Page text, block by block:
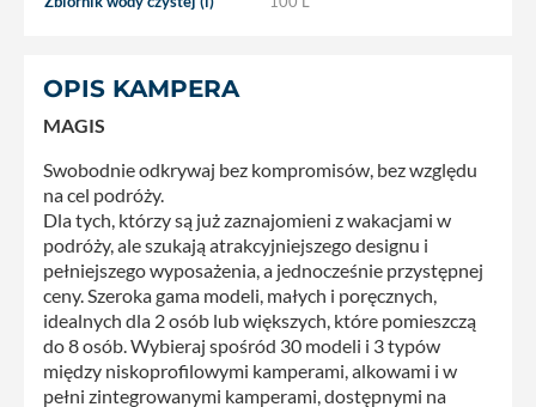
OPIS KAMPERA
MAGIS
Swobodnie odkrywaj bez kompromisów, bez względu
na cel podróży.
Dla tych, którzy są już zaznajomieni z wakacjami w
podróży, ale szukają atrakcyjniejszego designu i
pełniejszego wyposażenia, a jednocześnie przystępnej
ceny. Szeroka gama modeli, małych i poręcznych,
idealnych dla 2 osób lub większych, które pomieszczą
do 8 osób. Wybieraj spośród 30 modeli i 3 typów
między niskoprofilowymi kamperami, alkowami i w
pełni zintegrowanymi kamperami, dostępnymi na